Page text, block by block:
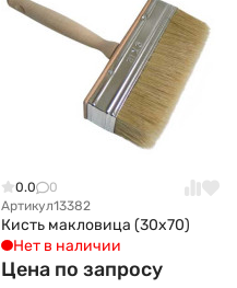
0.0
0
Артикул13382
Кисть макловица (30x70)
Нет в наличии
Цена по запросу